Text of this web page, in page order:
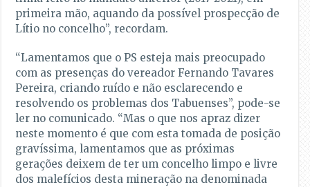
primeira mão, aquando da possível prospecção de
Lítio no concelho”, recordam.
“Lamentamos que o PS esteja mais preocupado
com as presenças do vereador Fernando Tavares
Pereira, criando ruído e não esclarecendo e
resolvendo os problemas dos Tabuenses”, pode-se
ler no comunicado. “Mas o que nos apraz dizer
neste momento é que com esta tomada de posição
gravíssima, lamentamos que as próximas
gerações deixem de ter um concelho limpo e livre
dos malefícios desta mineração na denominada